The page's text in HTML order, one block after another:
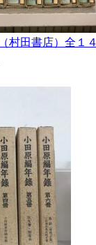
村田書店）全１